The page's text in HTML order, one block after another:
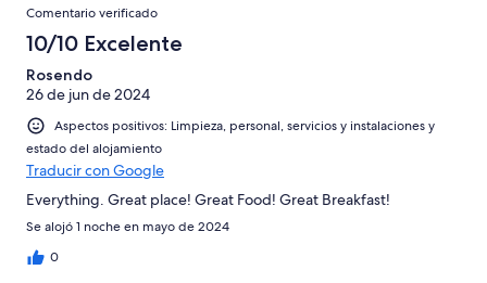
Comentario verificado
10/10 Excelente
Rosendo
26 de jun de 2024
Aspectos positivos: Limpieza, personal, servicios y instalaciones y
estado del alojamiento
Traducir con Google
Everything. Great place! Great Food! Great Breakfast!
Se alojó 1 noche en mayo de 2024
0